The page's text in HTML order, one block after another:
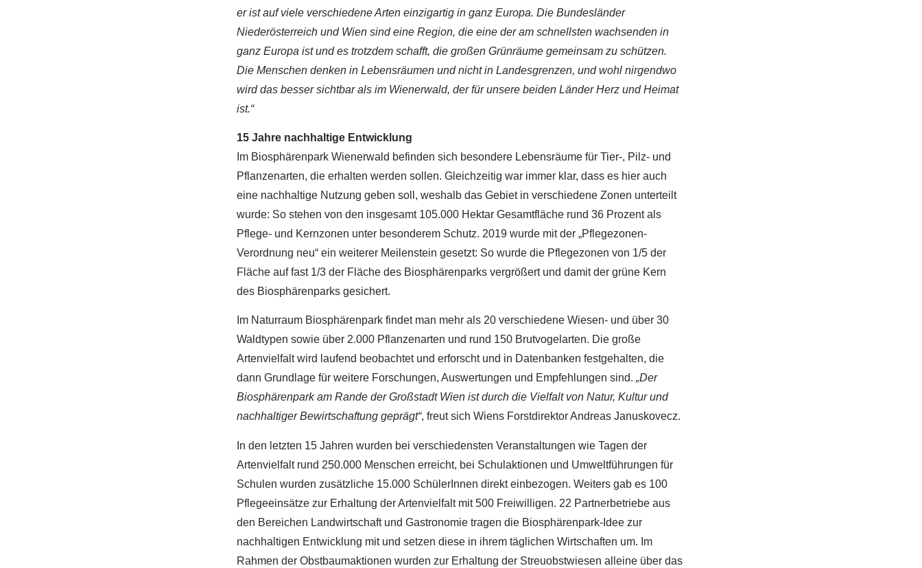
er ist auf viele verschiedene Arten einzigartig in ganz Europa. Die Bundesländer
Niederösterreich und Wien sind eine Region, die eine der am schnellsten wachsenden in
ganz Europa ist und es trotzdem schafft, die großen Grünräume gemeinsam zu schützen.
Die Menschen denken in Lebensräumen und nicht in Landesgrenzen, und wohl nirgendwo
wird das besser sichtbar als im Wienerwald, der für unsere beiden Länder Herz und Heimat
ist.“
15 Jahre nachhaltige Entwicklung
Im Biosphärenpark Wienerwald befinden sich besondere Lebensräume für Tier-, Pilz- und
Pflanzenarten, die erhalten werden sollen. Gleichzeitig war immer klar, dass es hier auch
eine nachhaltige Nutzung geben soll, weshalb das Gebiet in verschiedene Zonen unterteilt
wurde: So stehen von den insgesamt 105.000 Hektar Gesamtfläche rund 36 Prozent als
Pflege- und Kernzonen unter besonderem Schutz. 2019 wurde mit der „Pflegezonen-
Verordnung neu“ ein weiterer Meilenstein gesetzt: So wurde die Pflegezonen von 1/5 der
Fläche auf fast 1/3 der Fläche des Biosphärenparks vergrößert und damit der grüne Kern
des Biosphärenparks gesichert.
Im Naturraum Biosphärenpark findet man mehr als 20 verschiedene Wiesen- und über 30
Waldtypen sowie über 2.000 Pflanzenarten und rund 150 Brutvogelarten. Die große
Artenvielfalt wird laufend beobachtet und erforscht und in Datenbanken festgehalten, die
dann Grundlage für weitere Forschungen, Auswertungen und Empfehlungen sind. „Der
Biosphärenpark am Rande der Großstadt Wien ist durch die Vielfalt von Natur, Kultur und
nachhaltiger Bewirtschaftung geprägt“, freut sich Wiens Forstdirektor Andreas Januskovecz.
In den letzten 15 Jahren wurden bei verschiedensten Veranstaltungen wie Tagen der
Artenvielfalt rund 250.000 Menschen erreicht, bei Schulaktionen und Umweltführungen für
Schulen wurden zusätzliche 15.000 SchülerInnen direkt einbezogen. Weiters gab es 100
Pflegeeinsätze zur Erhaltung der Artenvielfalt mit 500 Freiwilligen. 22 Partnerbetriebe aus
den Bereichen Landwirtschaft und Gastronomie tragen die Biosphärenpark-Idee zur
nachhaltigen Entwicklung mit und setzen diese in ihrem täglichen Wirtschaften um. Im
Rahmen der Obstbaumaktionen wurden zur Erhaltung der Streuobstwiesen alleine über das